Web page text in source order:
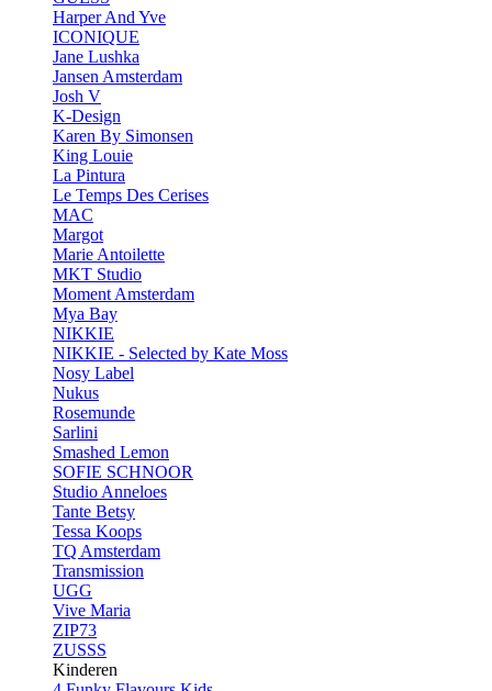
Harper And Yve
ICONIQUE
Jane Lushka
Jansen Amsterdam
Josh V
K-Design
Karen By Simonsen
King Louie
La Pintura
Le Temps Des Cerises
MAC
Margot
Marie Antoilette
MKT Studio
Moment Amsterdam
Mya Bay
NIKKIE
NIKKIE - Selected by Kate Moss
Nosy Label
Nukus
Rosemunde
Sarlini
Smashed Lemon
SOFIE SCHNOOR
Studio Anneloes
Tante Betsy
Tessa Koops
TQ Amsterdam
Transmission
UGG
Vive Maria
ZIP73
ZUSSS
Kinderen